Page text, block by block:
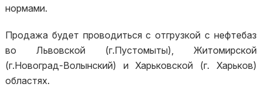
нормами.
Продажа будет проводиться с отгрузкой с нефтебаз
во Львовской (г.Пустомыты), Житомирской
(г.Новоград-Волынский) и Харьковской (г. Харьков)
областях.